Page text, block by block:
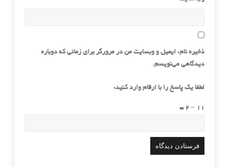
ذخیره نام، ایمیل و وبسایت من در مرورگر برای زمانی که دوباره
دیدگاهی می‌نویسم.
لطفا یک پاسخ را با ارقام وارد کنید:
11 − 2 =